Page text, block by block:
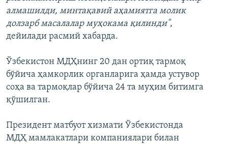
алмашилди, минтақавий аҳамиятга молик
долзарб масалалар муҳокама қилинди",
дейилади расмий хабарда.
Ўзбекистон МДҲнинг 20 дан ортиқ тармоқ
бўйича ҳамкорлик органларига ҳамда устувор
соҳа ва тармоқлар бўйича 24 та муҳим битимга
қўшилган.
Президент матбуот хизмати Ўзбекистонда
МДҲ мамлакатлари компаниялари билан